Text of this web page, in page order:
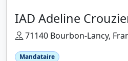
IAD Adeline
71140 Bourbon-Lancy,
Mandataire